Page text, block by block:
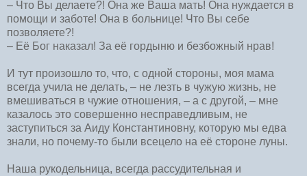
– Что Вы делаете?! Она же Ваша мать! Она нуждается в
помощи и заботе! Она в больнице! Что Вы себе
позволяете?!
– Её Бог наказал! За её гордыню и безбожный нрав!
И тут произошло то, что, с одной стороны, моя мама
всегда учила не делать, – не лезть в чужую жизнь, не
вмешиваться в чужие отношения, – а с другой, – мне
казалось это совершенно несправедливым, не
заступиться за Аиду Константиновну, которую мы едва
знали, но почему-то были всецело на её стороне луны.
Наша рукодельница, всегда рассудительная и